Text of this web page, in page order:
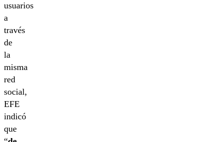
usuarios
a
través
de
la
misma
red
social,
EFE
indicó
que